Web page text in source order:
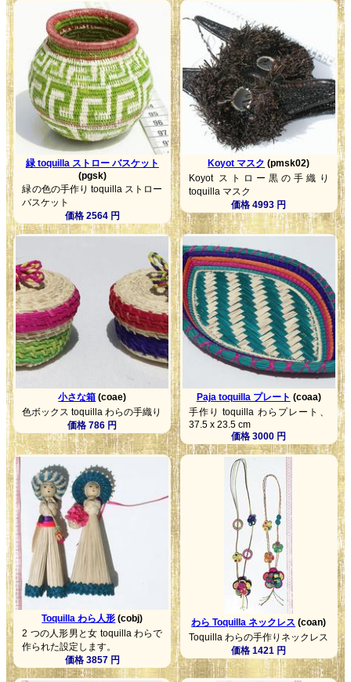
緑 toquilla ストロー バスケット
(pgsk)
緑の色の手作り toquilla ストロー
バスケット
価格 2564 円
Koyot マスク (pmsk02)
Koyot ストロー黒の手織り
toquilla マスク
価格 4993 円
小さな箱 (coae)
色ボックス toquilla わらの手織り
価格 786 円
Paja toquilla プレート (coaa)
手作り toquilla わらプレート、
37.5 x 23.5 cm
価格 3000 円
Toquilla わら人形 (cobj)
2 つの人形男と女 toquilla わらで
作られた設定します。
価格 3857 円
わら Toquilla ネックレス (coan)
Toquilla わらの手作りネックレス
価格 1421 円